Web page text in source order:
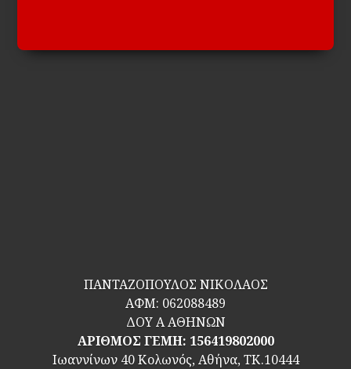
ΠΑΝΤΑΖΟΠΟΥΛΟΣ ΝΙΚΟΛΑΟΣ
ΑΦΜ: 062088489
ΔΟΥ Α ΑΘΗΝΩΝ
ΑΡΙΘΜΟΣ ΓΕΜΗ: 156419802000
Ιωαννίνων 40 Κολωνός, Αθήνα, ΤΚ.10444